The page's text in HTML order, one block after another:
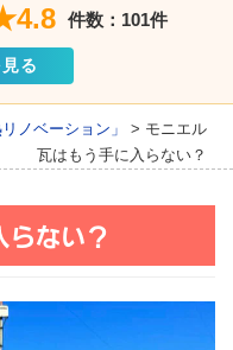
件数：101件
る
ノベーション」 > モニエル
瓦はもう手に入らない？
らない？